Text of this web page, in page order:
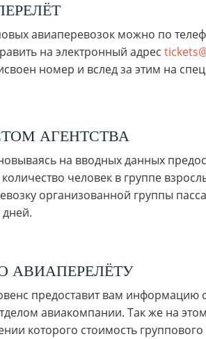
авиаперевозок можно по
на электронный адрес
номер и вслед за этим на
АГЕНТСТВА
на вводных данных
человек в группе
организованной группы
АВИАПЕРЕЛЁТУ
предоставит вам информацию
авиакомпании. Так же на этом
которого стоимость